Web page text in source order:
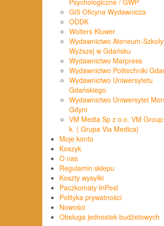
Psychologiczne / GWP
GiS Oficyna Wydawnicza
ODDK
Wolters Kluwer
Wydawnictwo Ateneum-Szkoły
Wyższej w Gdańsku
Wydawnictwo Marpress
Wydawnictwo Politechniki
Wydawnictwo Uniwersytetu
Gdańskiego
Wydawnictwo Uniwersytet
Gdyni
VM Media Sp z o.o. VM
k. ( Grupa Via Medica)
Moje konto
Koszyk
O nas
Regulamin sklepu
Koszty wysyłki
Paczkomaty InPost
Polityka prywatności
Nowości
Obsługa jednostek budżetowych